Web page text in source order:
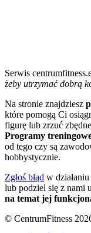
Serwis
żeby utrzymać dobrą
Na stronie znajdziesz
które pomogą Ci
figurę lub zrzuć
Programy
od tego czy są
hobbystycznie.
Zgłoś błąd w
lub podziel się z nami
na temat jej
© CentrumFitness